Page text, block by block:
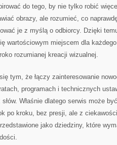
do tego, by nie tylko robić
obrazy, ale rozumieć, co
je z myślą o odbiorcy. Dzięki
wartościowym miejscem dla
rozumianej kreacji wizualnej.
tym, że łączy zainteresowanie
programach i technicznych
Właśnie dlatego serwis może
po kroku, bez presji, ale z
jako dziedziny, które